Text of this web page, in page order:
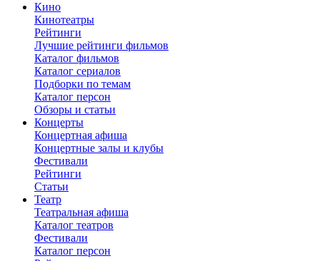
Кино
Кинотеатры
Рейтинги
Лучшие рейтинги фильмов
Каталог фильмов
Каталог сериалов
Подборки по темам
Каталог персон
Обзоры и статьи
Концерты
Концертная афиша
Концертные залы и клубы
Фестивали
Рейтинги
Статьи
Театр
Театральная афиша
Каталог театров
Фестивали
Каталог персон